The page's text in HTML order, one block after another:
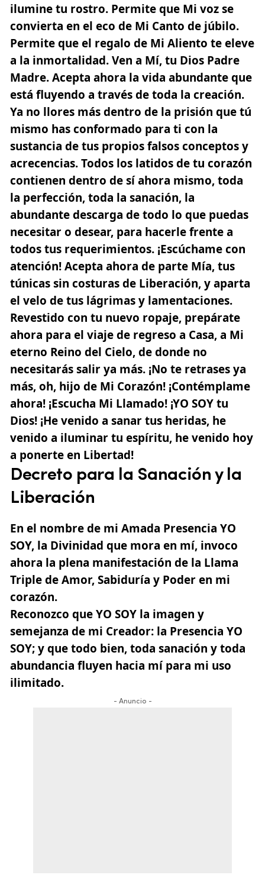
ilumine tu rostro. Permite que Mi voz se
convierta en el eco de Mi Canto de júbilo.
Permite que el regalo de Mi Aliento te eleve
a la inmortalidad. Ven a Mí, tu Dios Padre
Madre. Acepta ahora la vida abundante que
está fluyendo a través de toda la creación.
Ya no llores más dentro de la prisión que tú
mismo has conformado para ti con la
sustancia de tus propios falsos conceptos y
acrecencias. Todos los latidos de tu corazón
contienen dentro de sí ahora mismo, toda
la perfección, toda la sanación, la
abundante descarga de todo lo que puedas
necesitar o desear, para hacerle frente a
todos tus requerimientos. ¡Escúchame con
atención! Acepta ahora de parte Mía, tus
túnicas sin costuras de Liberación, y aparta
el velo de tus lágrimas y lamentaciones.
Revestido con tu nuevo ropaje, prepárate
ahora para el viaje de regreso a Casa, a Mi
eterno Reino del Cielo, de donde no
necesitarás salir ya más. ¡No te retrases ya
más, oh, hijo de Mi Corazón! ¡Contémplame
ahora! ¡Escucha Mi Llamado! ¡YO SOY tu
Dios! ¡He venido a sanar tus heridas, he
venido a iluminar tu espíritu, he venido hoy
a ponerte en Libertad!
Decreto para la Sanación y la
Liberación
En el nombre de mi Amada Presencia YO
SOY, la Divinidad que mora en mí, invoco
ahora la plena manifestación de la Llama
Triple de Amor, Sabiduría y Poder en mi
corazón.
Reconozco que YO SOY la imagen y
semejanza de mi Creador: la Presencia YO
SOY; y que todo bien, toda sanación y toda
abundancia fluyen hacia mí para mi uso
ilimitado.
- Anuncio -